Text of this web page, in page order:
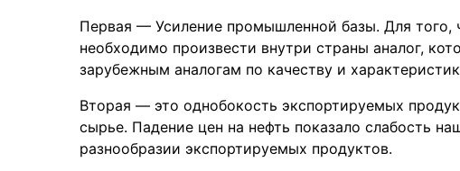
Первая — Усиление промышленной базы. Для того,
необходимо произвести внутри страны аналог,
зарубежным аналогам по качеству и
Вторая — это однобокость экспортируемых
сырье. Падение цен на нефть показало слабость
разнообразии экспортируемых продуктов.